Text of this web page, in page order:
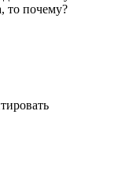
то почему?